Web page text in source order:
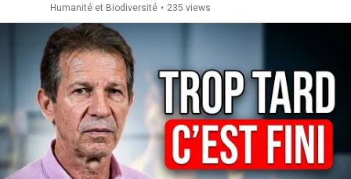
Humanité et Biodiversité • 235 views